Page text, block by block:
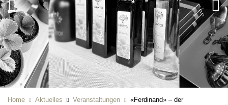
Home Aktuelles Veranstaltungen
«Ferdinand» – der